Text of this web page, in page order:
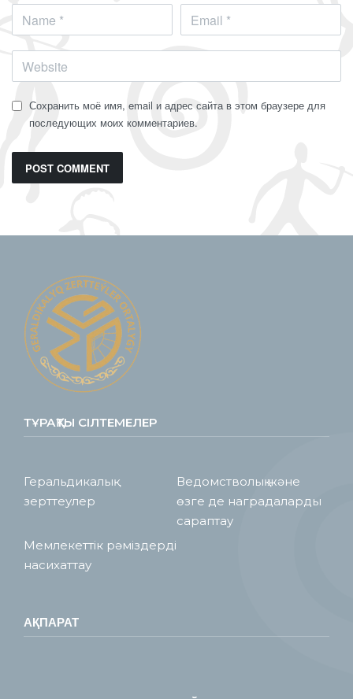
Сохранить моё имя, email и адрес сайта в этом браузере для
последующих моих комментариев.
ТҰРАҚТЫ СІЛТЕМЕЛЕР
Геральдикалық
зерттеулер
Ведомстволық және
өзге де наградаларды
сараптау
Мемлекеттік рәміздерді
насихаттау
АҚПАРАТ